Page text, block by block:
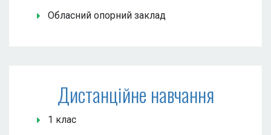
Обласний опорний заклад
Дистанційне навчання
1 клас